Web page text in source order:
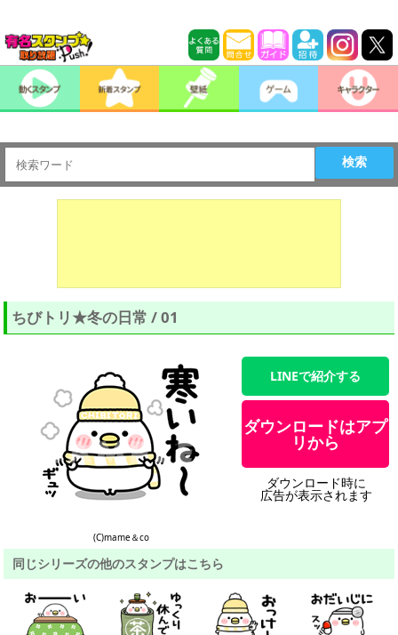
検索
ちびトリ★冬の日常 / 01
(C)mame＆co
LINEで紹介する
ダウンロードはアプ
リから
ダウンロード時に
広告が表示されます
同じシリーズの他のスタンプはこちら